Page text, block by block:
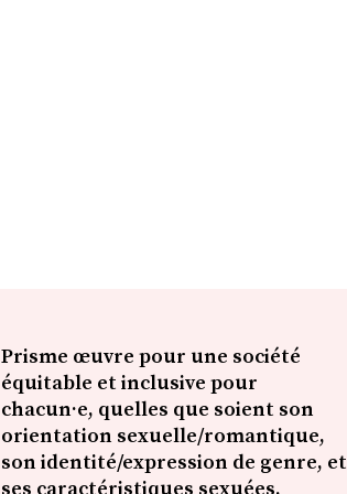
Prisme œuvre pour une société
équitable et inclusive pour
chacun·e, quelles que soient son
orientation sexuelle/romantique,
son identité/expression de genre, et